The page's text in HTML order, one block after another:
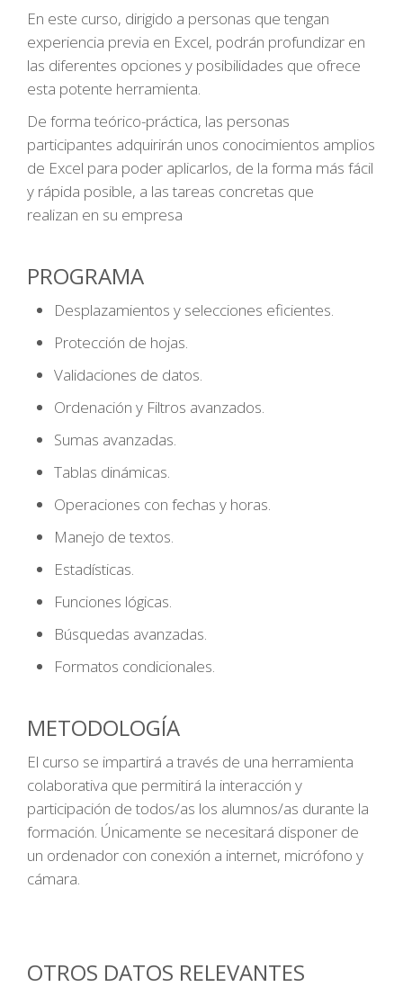
En este curso, dirigido a personas que tengan
experiencia previa en Excel, podrán profundizar en
las diferentes opciones y posibilidades que ofrece
esta potente herramienta.
De forma teórico-práctica, las personas
participantes adquirirán unos conocimientos amplios
de Excel para poder aplicarlos, de la forma más fácil
y rápida posible, a las tareas concretas que
realizan en su empresa
PROGRAMA
Desplazamientos y selecciones eficientes.
Protección de hojas.
Validaciones de datos.
Ordenación y Filtros avanzados.
Sumas avanzadas.
Tablas dinámicas.
Operaciones con fechas y horas.
Manejo de textos.
Estadísticas.
Funciones lógicas.
Búsquedas avanzadas.
Formatos condicionales.
METODOLOGÍA
El curso se impartirá a través de una herramienta
colaborativa que permitirá la interacción y
participación de todos/as los alumnos/as durante la
formación. Únicamente se necesitará disponer de
un ordenador con conexión a internet, micrófono y
cámara.
OTROS DATOS RELEVANTES